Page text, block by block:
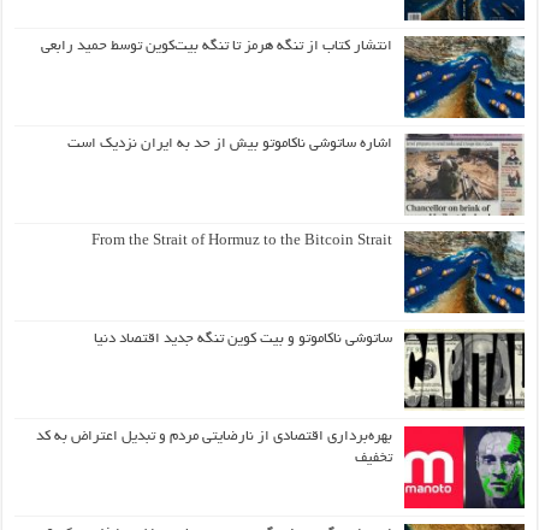
انتشار کتاب از تنگه هرمز تا تنگه بیت‌کوین توسط حمید رابعی
اشاره ساتوشی ناکاموتو بیش از حد به ایران نزدیک است
From the Strait of Hormuz to the Bitcoin Strait
ساتوشی ناکاموتو و بیت کوین تنگه جدید اقتصاد دنیا
بهره‌برداری اقتصادی از نارضایتی مردم و تبدیل اعتراض به کد
تخفیف